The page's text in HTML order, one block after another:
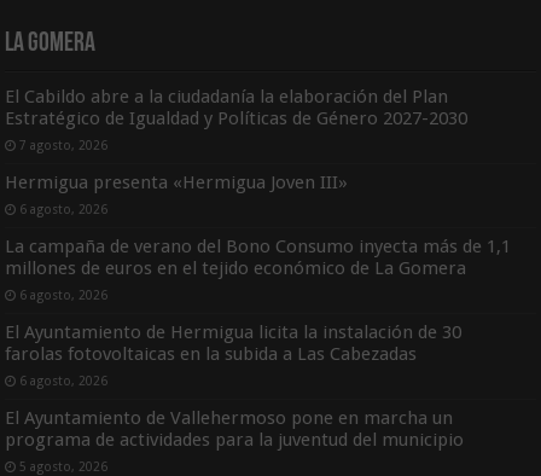
La Gomera
El Cabildo abre a la ciudadanía la elaboración del Plan
Estratégico de Igualdad y Políticas de Género 2027-2030
7 agosto, 2026
Hermigua presenta «Hermigua Joven III»
6 agosto, 2026
La campaña de verano del Bono Consumo inyecta más de 1,1
millones de euros en el tejido económico de La Gomera
6 agosto, 2026
El Ayuntamiento de Hermigua licita la instalación de 30
farolas fotovoltaicas en la subida a Las Cabezadas
6 agosto, 2026
El Ayuntamiento de Vallehermoso pone en marcha un
programa de actividades para la juventud del municipio
5 agosto, 2026